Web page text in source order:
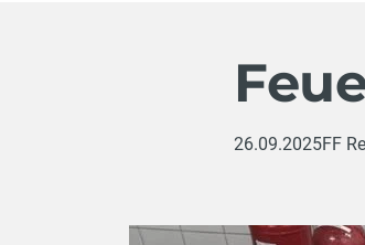
26.09.2025FF